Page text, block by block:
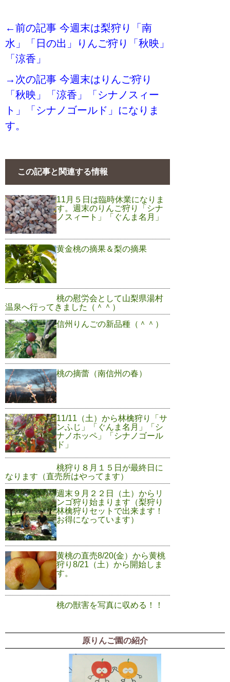
←前の記事 今週末は梨狩り「南
水」「日の出」りんご狩り「秋映」
「涼香」
→次の記事 今週末はりんご狩り
「秋映」「涼香」「シナノスィー
ト」「シナノゴールド」になりま
す。
この記事と関連する情報
11月５日は臨時休業になりま
す。週末のりんご狩り「シナ
ノスィート」「ぐんま名月」
黄金桃の摘果＆梨の摘果
桃の慰労会として山梨県湯村
温泉へ行ってきました（＾＾）
信州りんごの新品種（＾＾）
桃の摘蕾（南信州の春）
11/11（土）から林檎狩り「サ
ンふじ」「ぐんま名月」「シ
ナノホッペ」「シナノゴール
ド」
桃狩り８月１５日が最終日に
なります（直売所はやってます）
週末９月２２日（土）からリ
ンゴ狩り始まります（梨狩り
林檎狩りセットで出来ます！
お得になっています）
黄桃の直売8/20(金）から黄桃
狩り8/21（土）から開始しま
す。
桃の獣害を写真に収める！！
原りんご園の紹介